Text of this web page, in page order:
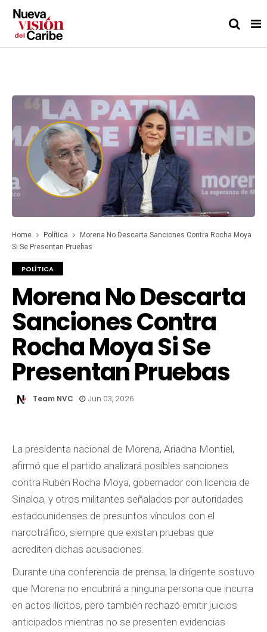
Home Política
Morena No Descarta Sanciones Contra Rocha Moya
Si Se Presentan Pruebas
POLÍTICA
Morena No Descarta
Sanciones Contra
Rocha Moya Si Se
Presentan Pruebas
Team NVC Jun 03, 2026
La presidenta nacional de Morena, Ariadna Montiel,
afirmó que el partido analizará posibles sanciones
contra Rubén Rocha Moya, gobernador con licencia de
Sinaloa, y otros militantes señalados por autoridades
estadounidenses de presuntos vínculos con el
narcotráfico, siempre que existan pruebas que
acrediten dichas acusaciones.
Durante una conferencia de prensa, la dirigente sostuvo
que Morena no encubrirá a ninguna persona que incurra
en actos ilícitos, pero también rechazó emitir juicios
anticipados mientras no se presenten evidencias